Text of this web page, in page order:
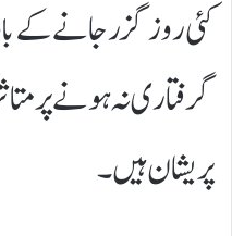
کئی روز گزر جانے کے
گرفتاری نہ ہونے پر
پریشان ہیں۔